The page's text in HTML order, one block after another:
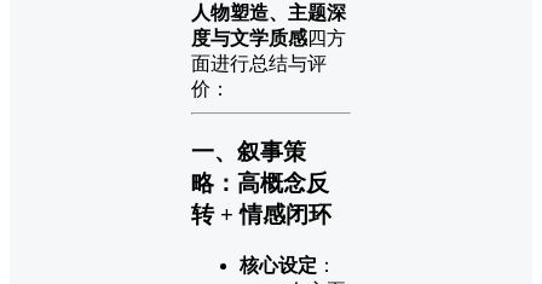
人物塑造、主题深
度与文学质感四方
面进行总结与评
价：
一、叙事策
略：高概念反
转 + 情感闭环
核心设定 ：